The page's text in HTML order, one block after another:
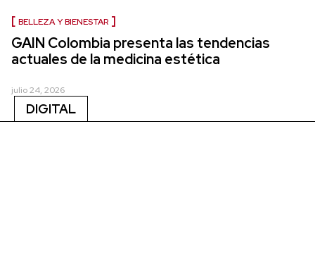
BELLEZA Y BIENESTAR
GAIN Colombia presenta las tendencias
actuales de la medicina estética
julio 24, 2026
DIGITAL